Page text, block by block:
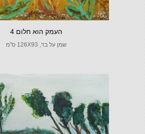
העמק הוא חלום 4
שמן על בד, 126X93 ס"מ